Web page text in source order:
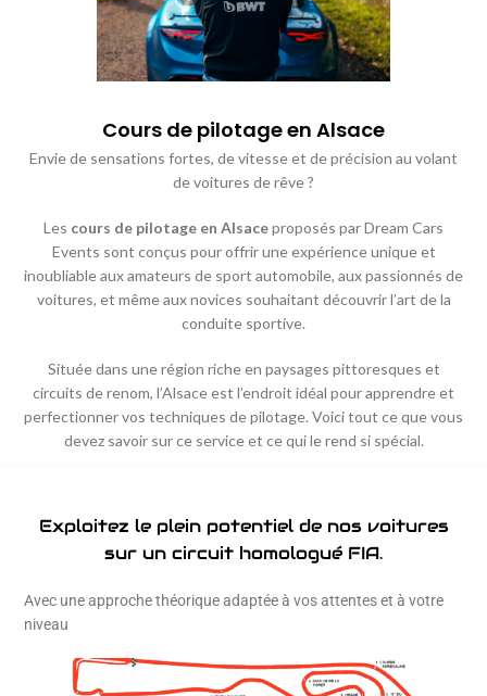
Cours de pilotage en Alsace​
Envie de sensations fortes, de vitesse et de précision au volant
de voitures de rêve ?
Les cours de pilotage en Alsaceproposés par Dream Cars
Events sont conçus pour offrir une expérience unique et
inoubliable aux amateurs de sport automobile, aux passionnés de
voitures, et même aux novices souhaitant découvrir l’art de la
conduite sportive.
Située dans une région riche en paysages pittoresques et
circuits de renom, l’Alsace est l’endroit idéal pour apprendre et
perfectionner vos techniques de pilotage. Voici tout ce que vous
devez savoir sur ce service et ce qui le rend si spécial.
Exploitez le plein potentiel de nos voitures
sur un circuit homologué FIA.
Avec une approche théorique adaptée à vos attentes et à votre
niveau